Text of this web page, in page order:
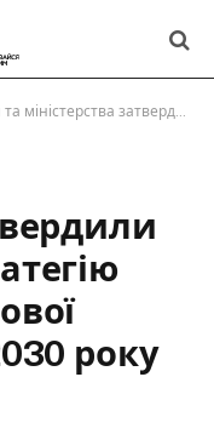
Національну стратегію розвитку фінансової грамотності до 2030 року
року